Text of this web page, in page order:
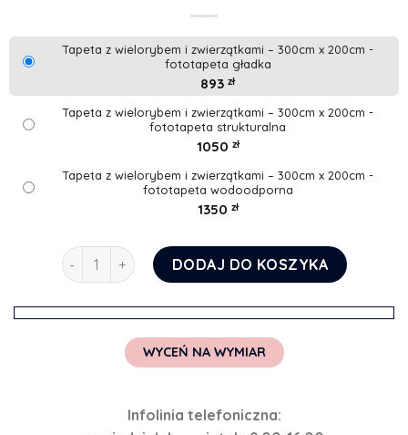
Tapeta z wielorybem i zwierzątkami – 300cm x 200cm -
fototapeta gładka
893 zł
Tapeta z wielorybem i zwierzątkami – 300cm x 200cm -
fototapeta strukturalna
1050 zł
Tapeta z wielorybem i zwierzątkami – 300cm x 200cm -
fototapeta wodoodporna
1350 zł
ilość Tapeta z wielorybem i zwierzątkami
DODAJ DO KOSZYKA
WYCEŃ NA WYMIAR
Infolinia telefoniczna: